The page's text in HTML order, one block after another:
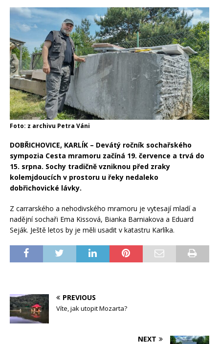
Foto: z archivu Petra Váni
DOBŘICHOVICE, KARLÍK – Devátý ročník sochařského
sympozia Cesta mramoru začíná 19. července a trvá do
15. srpna. Sochy tradičně vzniknou před zraky
kolemjdoucích v prostoru u řeky nedaleko
dobřichovické lávky.
Z carrarského a nehodivského mramoru je vytesají mladí a
nadějní sochaři Ema Kissová, Bianka Barniakova a Eduard
Seják. Ještě letos by je měli usadit v katastru Karlíka.
PREVIOUS
Víte, jak utopit Mozarta?
NEXT